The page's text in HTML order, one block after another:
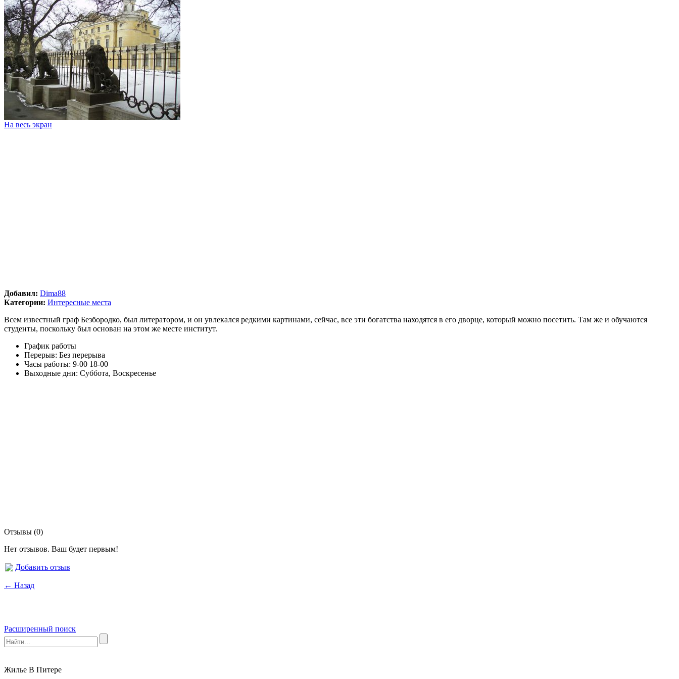
На весь экран
Добавил: Dima88
Категории: Интересные места
Всем известный граф Безбородко, был литератором, и он увлекался редкими картинами, сейчас, все эти богатства находятся в его дворце, который можно посетить. Там же и обучаются
студенты, поскольку был основан на этом же месте институт.
График работы
Перерыв: Без перерыва
Часы работы: 9-00 18-00
Выходные дни: Суббота, Воскресенье
Отзывы (0)
Нет отзывов. Ваш будет первым!
Добавить отзыв
← Назад
Расширенный поиск
Жилье В Питере